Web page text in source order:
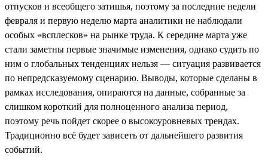
отпусков и всеобщего затишья, поэтому за последние недели
февраля и первую неделю марта аналитики не наблюдали
особых «всплесков» на рынке труда. К середине марта уже
стали заметны первые значимые изменения, однако судить по
ним о глобальных тенденциях нельзя — ситуация развивается
по непредсказуемому сценарию. Выводы, которые сделаны в
рамках исследования, опираются на данные, собранные за
слишком короткий для полноценного анализа период,
поэтому речь пойдет скорее о высокоуровневых трендах.
Традиционно всё будет зависеть от дальнейшего развития
событий.